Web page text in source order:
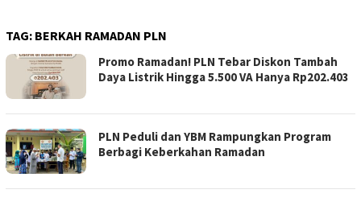
TAG: BERKAH RAMADAN PLN
Promo Ramadan! PLN Tebar Diskon Tambah
Daya Listrik Hingga 5.500 VA Hanya Rp202.403
PLN Peduli dan YBM Rampungkan Program
Berbagi Keberkahan Ramadan